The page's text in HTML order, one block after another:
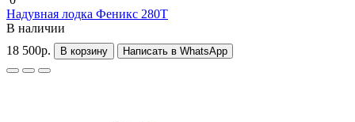
Надувная лодка Феникс 280Т
В наличии
18 500р.
В корзину Написать в WhatsApp